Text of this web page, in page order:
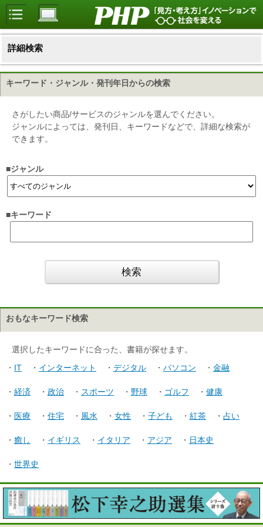
詳細検索
キーワード・ジャンル・発刊年日からの検索
さがしたい商品/サービスのジャンルを選んでください。
ジャンルによっては、発刊日、キーワードなどで、詳細な検索が
できます。
■ジャンル
■キーワード
おもなキーワード検索
選択したキーワードに合った、書籍が探せます。
・ IT ・ インターネット ・ デジタル ・ パソコン ・ 金融
・ 経済 ・ 政治 ・ スポーツ ・ 野球 ・ ゴルフ ・ 健康
・ 医療 ・ 住宅 ・ 風水 ・ 女性 ・ 子ども ・ 紅茶 ・ 占い
・ 癒し ・ イギリス ・ イタリア ・ アジア ・ 日本史
・ 世界史